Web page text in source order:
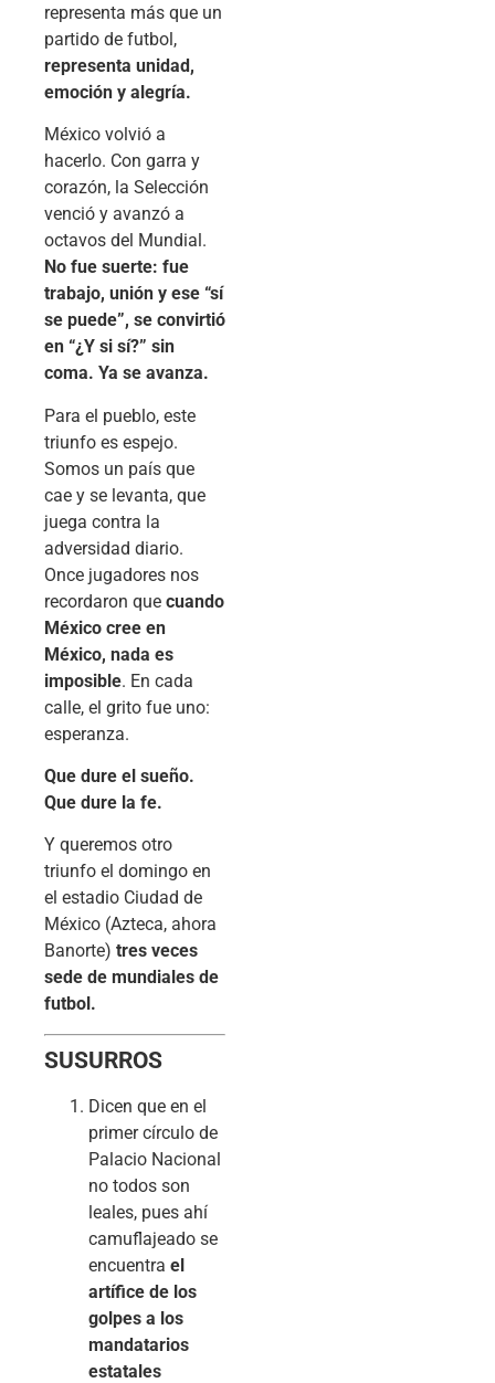
representa más que un
partido de futbol,
representa unidad,
emoción y alegría.
México volvió a
hacerlo. Con garra y
corazón, la Selección
venció y avanzó a
octavos del Mundial.
No fue suerte: fue
trabajo, unión y ese “sí
se puede”, se convirtió
en “¿Y si sí?” sin
coma. Ya se avanza.
Para el pueblo, este
triunfo es espejo.
Somos un país que
cae y se levanta, que
juega contra la
adversidad diario.
Once jugadores nos
recordaron que cuando
México cree en
México, nada es
imposible. En cada
calle, el grito fue uno:
esperanza.
Que dure el sueño.
Que dure la fe.
Y queremos otro
triunfo el domingo en
el estadio Ciudad de
México (Azteca, ahora
Banorte) tres veces
sede de mundiales de
futbol.
SUSURROS
Dicen que en el
primer círculo de
Palacio Nacional
no todos son
leales, pues ahí
camuflajeado se
encuentra el
artífice de los
golpes a los
mandatarios
estatales